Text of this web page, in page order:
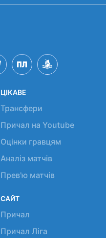
ЦІКАВЕ
Трансфери
Причал на Youtube
Оцінки гравцям
Аналіз матчів
Прев'ю матчів
САЙТ
Причал
Причал Ліга